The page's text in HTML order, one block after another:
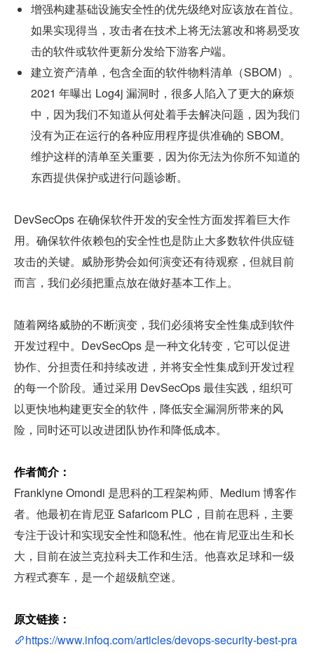
增强构建基础设施安全性的优先级绝对应该放在首位。
如果实现得当，攻击者在技术上将无法篡改和将易受攻
击的软件或软件更新分发给下游客户端。
建立资产清单，包含全面的软件物料清单（SBOM）。
2021 年曝出 Log4j 漏洞时，很多人陷入了更大的麻烦
中，因为我们不知道从何处着手去解决问题，因为我们
没有为正在运行的各种应用程序提供准确的 SBOM。
维护这样的清单至关重要，因为你无法为你所不知道的
东西提供保护或进行问题诊断。
DevSecOps 在确保软件开发的安全性方面发挥着巨大作
用。确保软件依赖包的安全性也是防止大多数软件供应链
攻击的关键。威胁形势会如何演变还有待观察，但就目前
而言，我们必须把重点放在做好基本工作上。
随着网络威胁的不断演变，我们必须将安全性集成到软件
开发过程中。DevSecOps 是一种文化转变，它可以促进
协作、分担责任和持续改进，并将安全性集成到开发过程
的每一个阶段。通过采用 DevSecOps 最佳实践，组织可
以更快地构建更安全的软件，降低安全漏洞所带来的风
险，同时还可以改进团队协作和降低成本。
作者简介：
Franklyne Omondi 是思科的工程架构师、Medium 博客作
者。他最初在肯尼亚 Safaricom PLC，目前在思科，主要
专注于设计和实现安全性和隐私性。他在肯尼亚出生和长
大，目前在波兰克拉科夫工作和生活。他喜欢足球和一级
方程式赛车，是一个超级航空迷。
原文链接：
https://www.infoq.com/articles/devops-security-best-pra